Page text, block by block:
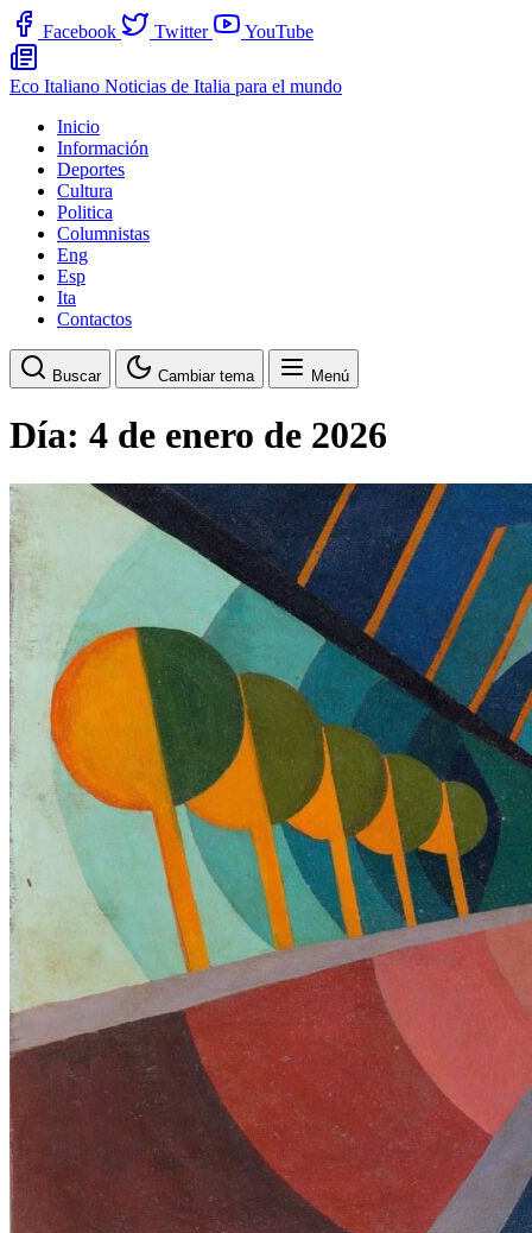
Facebook Twitter YouTube
Eco Italiano Noticias de Italia para el mundo
Inicio
Información
Deportes
Cultura
Politica
Columnistas
Eng
Esp
Ita
Contactos
Buscar Cambiar tema Menú
Día: 4 de enero de 2026